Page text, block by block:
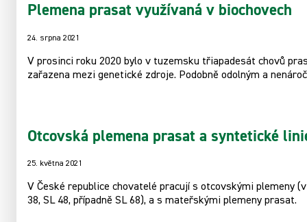
Plemena prasat využívaná v biochovech
24. srpna 2021
V prosinci roku 2020 bylo v tuzemsku třiapadesát chovů
zařazena mezi genetické zdroje. Podobně odolným a
Otcovská plemena prasat a syntetické
25. května 2021
V České republice chovatelé pracují s otcovskými plemeny
38, SL 48, případně SL 68), a s mateřskými plemeny prasat.